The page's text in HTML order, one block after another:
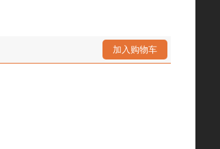
加入购物车